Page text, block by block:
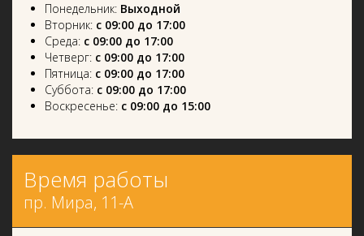
Понедельник: Выходной
Вторник: с 09:00 до 17:00
Среда: с 09:00 до 17:00
Четверг: с 09:00 до 17:00
Пятница: с 09:00 до 17:00
Суббота: с 09:00 до 17:00
Воскресенье: с 09:00 до 15:00
Время работы
пр. Мира, 11-А